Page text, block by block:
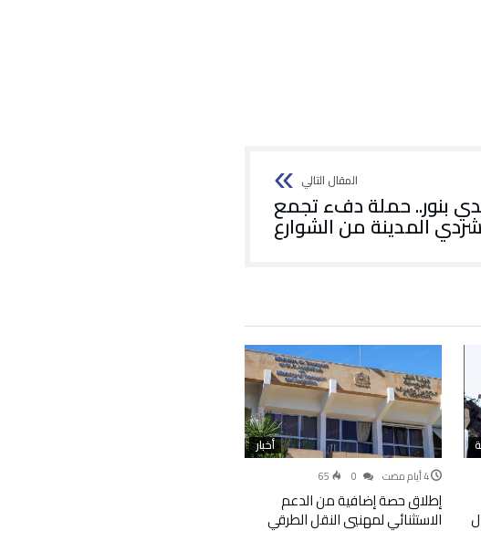
بنور.. حملة دفء تجمع
المدينة من الشوارع
أخبار
65
إطلاق حصة إضافية من الدعم
الاستثنائي لمهنيي النقل الطرقي